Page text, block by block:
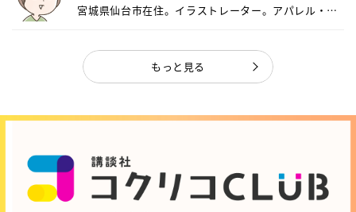
宮城県仙台市在住。イラストレーター。アパレル・キ
もっと見る